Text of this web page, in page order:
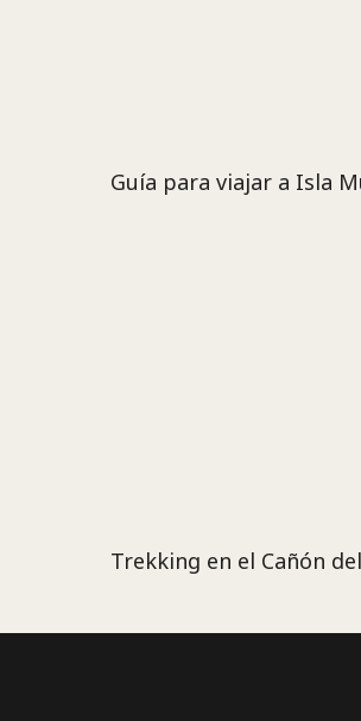
Guía para viajar a Isla
Trekking en el Cañón